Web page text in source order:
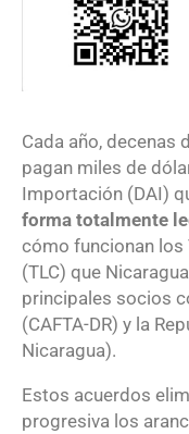
Cada año, decenas
pagan miles de
Importación (DAI)
forma totalmente
cómo funcionan los
(TLC) que
principales socios
(CAFTA-DR) y la
Nicaragua).
Estos acuerdos
progresiva los